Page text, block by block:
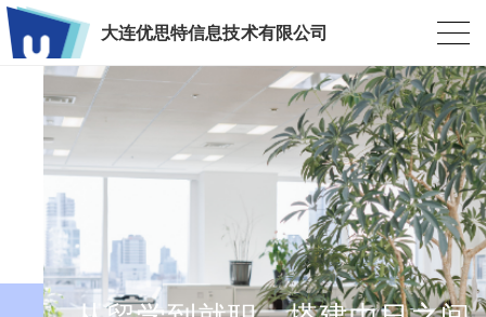
大连优思特信息技术有限公司